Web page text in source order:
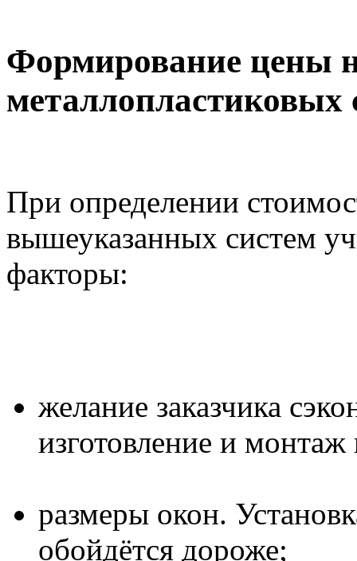
Формирование цены
металлопластиковых
При определении
вышеуказанных систем
факторы:
желание заказчика
изготовление и
размеры окон.
обойдётся дороже;